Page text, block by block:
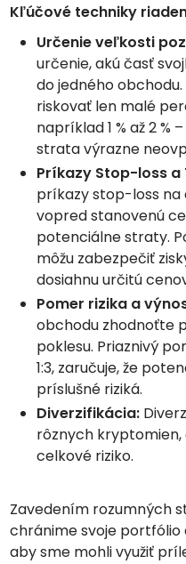
Kľúčové techniky
Určenie veľkosti
určenie, akú časť
do jedného
riskovať len malé
napríklad 1 % až 2 %
strata výrazne
Príkazy Stop-loss
príkazy stop-loss
vopred stanovenú
potenciálne straty.
môžu zabezpečiť
dosiahnu určitú
Pomer rizika a
obchodu zhodnoťte
poklesu. Priaznivý
1:3, zaručuje, že
príslušné riziká.
Diverzifikácia:
rôznych
celkové riziko.
Zavedením rozumných
chránime svoje portfólio
aby sme mohli využiť